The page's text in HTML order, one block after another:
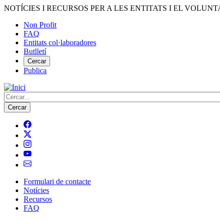
Vés
contingut
NOTÍCIES I RECURSOS PER A LES ENTITATS I EL
Menú
del
compte
d'usuari
Non Profit
FAQ
Entitats col·laboradores
Butlletí
Cercar
Publica
Cerca
Navegació
principal
Formulari de contacte
Notícies
Recursos
FAQ